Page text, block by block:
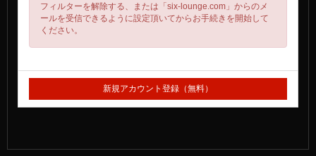
フィルターを解除する、または「six-lounge.com」からのメ
ールを受信できるように設定頂いてからお手続きを開始して
ください。